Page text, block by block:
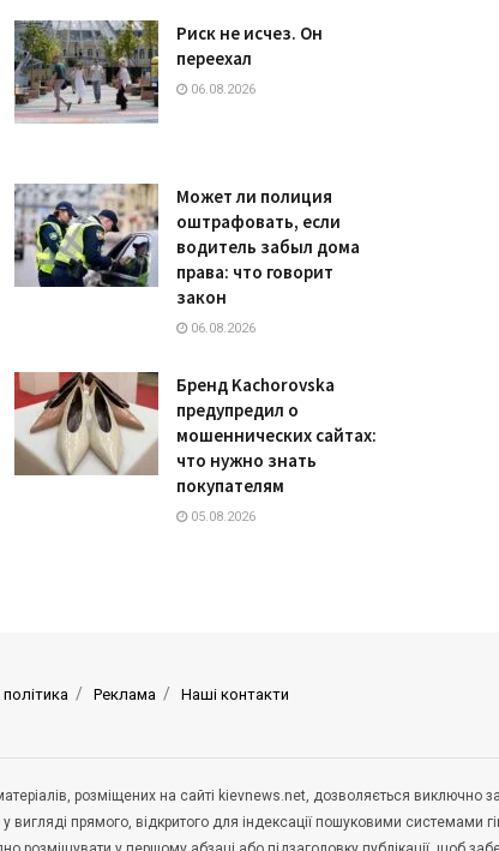
Риск не исчез. Он
переехал
06.08.2026
Может ли полиция
оштрафовать, если
водитель забыл дома
права: что говорит
закон
06.08.2026
Бренд Kachorovska
предупредил о
мошеннических сайтах:
что нужно знать
покупателям
05.08.2026
політика Реклама Наші контакти
розміщених на сайті kievnews.net, дозволяється виключно
прямого, відкритого для індексації пошуковими системами